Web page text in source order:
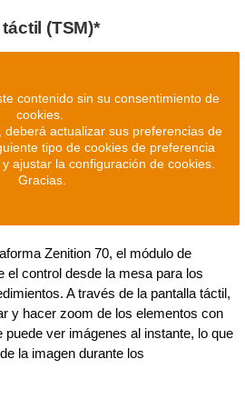
(TSM)*
contenido sin su consentimiento de
cookies.
deberá actualizar sus preferencias de
tipo de cookies de preferencia
ajustar la configuración de cookies.
Gracias.
Zenition 70, el módulo de
el control desde la mesa para los
A través de la pantalla táctil,
y hacer zoom de los elementos con
ver imágenes al instante, lo que
la imagen durante los